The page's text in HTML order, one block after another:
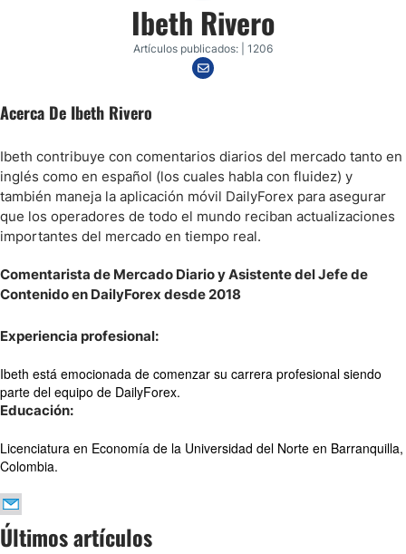
Ibeth Rivero
Artículos publicados: | 1206
Acerca De Ibeth Rivero
Ibeth contribuye con comentarios diarios del mercado tanto en
inglés como en español (los cuales habla con fluidez) y
también maneja la aplicación móvil DailyForex para asegurar
que los operadores de todo el mundo reciban actualizaciones
importantes del mercado en tiempo real.
Comentarista de Mercado Diario y Asistente del Jefe de
Contenido en DailyForex desde 2018
Experiencia profesional:
Ibeth está emocionada de comenzar su carrera profesional siendo
parte del equipo de DailyForex.
Educación:
Licenciatura en Economía de la Universidad del Norte en Barranquilla,
Colombia.
Últimos artículos